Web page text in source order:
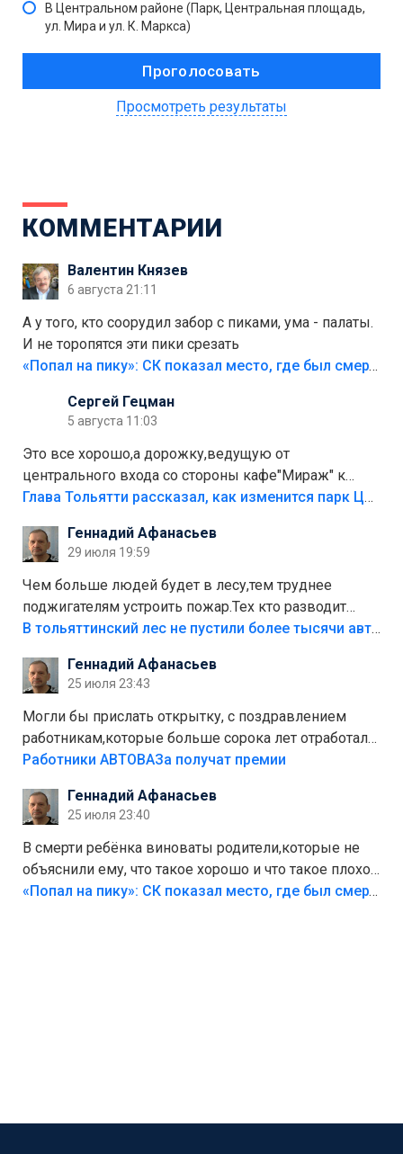
В Центральном районе (Парк, Центральная площадь,
ул. Мира и ул. К. Маркса)
Просмотреть результаты
КОММЕНТАРИИ
Валентин Князев
6 августа 21:11
А у того, кто соорудил забор с пиками, ума - палаты.
И не торопятся эти пики срезать
«Попал на пику»: СК показал место, где был смертельно травмирован ребенок в Тольятти
Сергей Гецман
5 августа 11:03
Это все хорошо,а дорожку,ведущую от
центрального входа со стороны кафе"Мираж" к
аттракционам слабо доделать?А то бордюры
лежала в парке и испортилась.Да еще,видимо,часть
украли.
Глава Тольятти рассказал, как изменится парк Центрального района
Геннадий Афанасьев
29 июля 19:59
Чем больше людей будет в лесу,тем труднее
поджигателям устроить пожар.Тех кто разводит
костры,тех надо безбожно штрафовать.Камер полно
Штрафы мизерные.
В тольяттинский лес не пустили более тысячи автомобилей
Геннадий Афанасьев
25 июля 23:43
Могли бы прислать открытку, с поздравлением
работникам,которые больше сорока лет отработали
на предприятии.
Работники АВТОВАЗа получат премии
Геннадий Афанасьев
25 июля 23:40
В смерти ребёнка виноваты родители,которые не
объяснили ему, что такое хорошо и что такое плохо!
Лезть через такой забор,верх безумия,есть же
«Попал на пику»: СК показал место, где был смертельно травмирован ребенок в Тольятти